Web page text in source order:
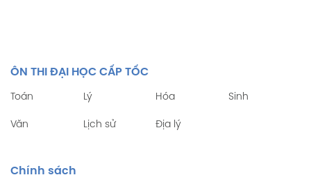
ÔN THI ĐẠI HỌC CẤP TỐC
Toán Lý Hóa Sinh
Văn Lịch sử Địa lý
Chính sách